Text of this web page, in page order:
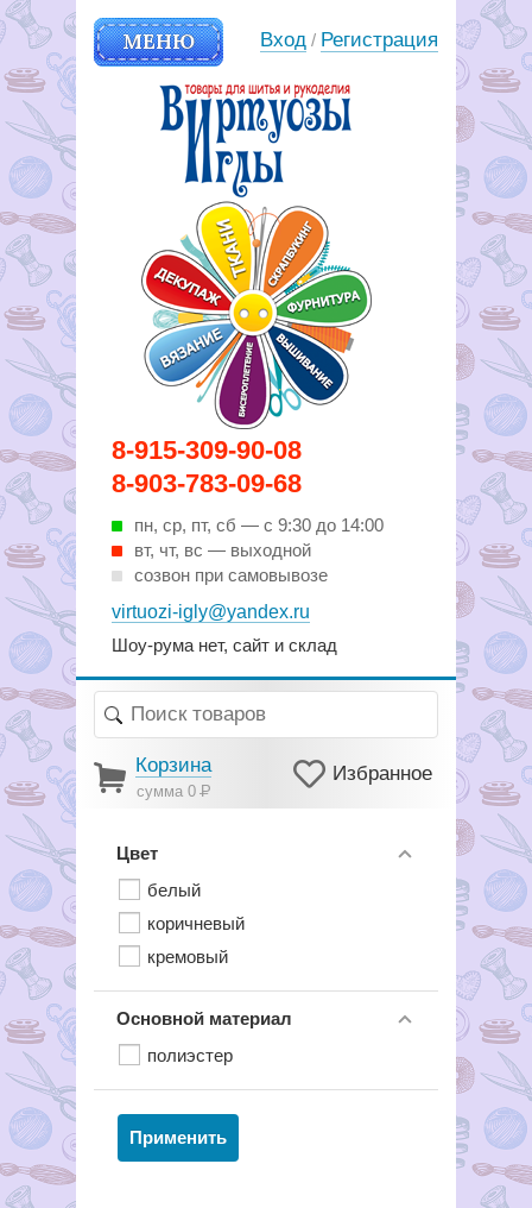
8-915-309-90-08
8-903-783-09-68
пн, ср, пт, cб — с 9:30 до 14:00
вт, чт, вс — выходной
созвон при самовывозе
virtuozi-igly@yandex.ru
Шоу-рума нет, сайт и склад
МЕНЮ
Вирутозы иглы. Товары для
шитья и рукоделья
Вход / Регистрация
Корзина
сумма 0Р
Избранное
Цвет
белый
коричневый
кремовый
Основной материал
полиэстер